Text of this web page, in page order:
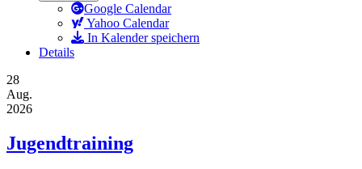
Google Calendar
Yahoo Calendar
In Kalender speichern
Details
28
Aug.
2026
Jugendtraining